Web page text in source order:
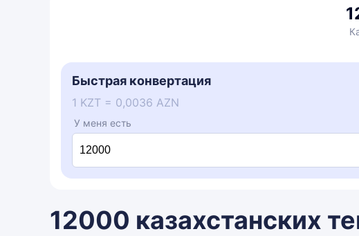
Быстрая конвертация
1 KZT = 0,0036 AZN
У меня есть
12000 казахстанских